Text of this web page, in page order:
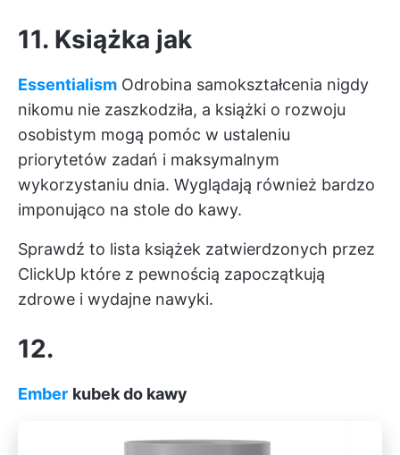
11. Książka jak
Essentialism Odrobina samokształcenia nigdy
nikomu nie zaszkodziła, a książki o rozwoju
osobistym mogą pomóc w ustaleniu
priorytetów zadań i maksymalnym
wykorzystaniu dnia. Wyglądają również bardzo
imponująco na stole do kawy.
Sprawdź to lista książek zatwierdzonych przez
ClickUp które z pewnością zapoczątkują
zdrowe i wydajne nawyki.
12.
Ember kubek do kawy